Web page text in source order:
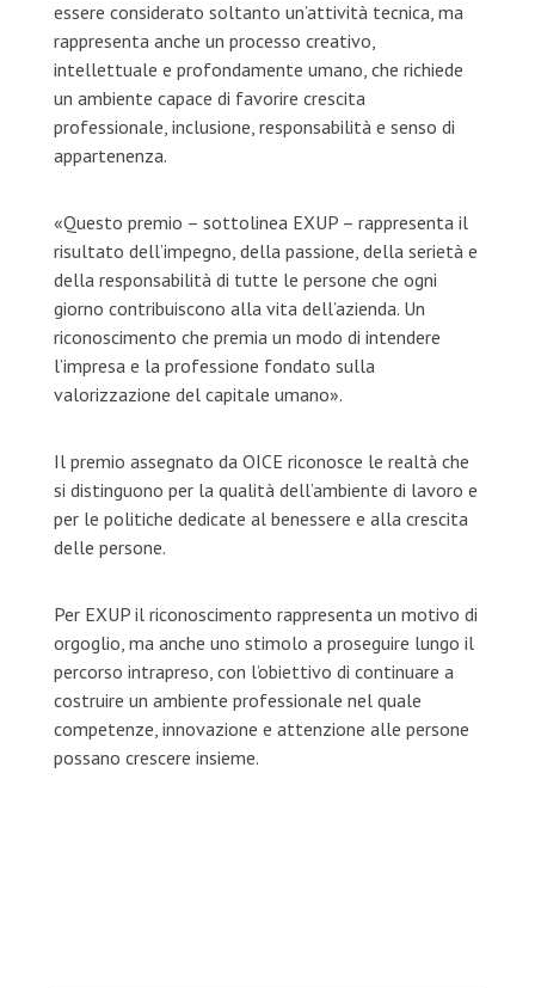
essere considerato soltanto un’attività tecnica, ma
rappresenta anche un processo creativo,
intellettuale e profondamente umano, che richiede
un ambiente capace di favorire crescita
professionale, inclusione, responsabilità e senso di
appartenenza.
«Questo premio – sottolinea EXUP – rappresenta il
risultato dell’impegno, della passione, della serietà e
della responsabilità di tutte le persone che ogni
giorno contribuiscono alla vita dell’azienda. Un
riconoscimento che premia un modo di intendere
l’impresa e la professione fondato sulla
valorizzazione del capitale umano».
Il premio assegnato da OICE riconosce le realtà che
si distinguono per la qualità dell’ambiente di lavoro e
per le politiche dedicate al benessere e alla crescita
delle persone.
Per EXUP il riconoscimento rappresenta un motivo di
orgoglio, ma anche uno stimolo a proseguire lungo il
percorso intrapreso, con l’obiettivo di continuare a
costruire un ambiente professionale nel quale
competenze, innovazione e attenzione alle persone
possano crescere insieme.